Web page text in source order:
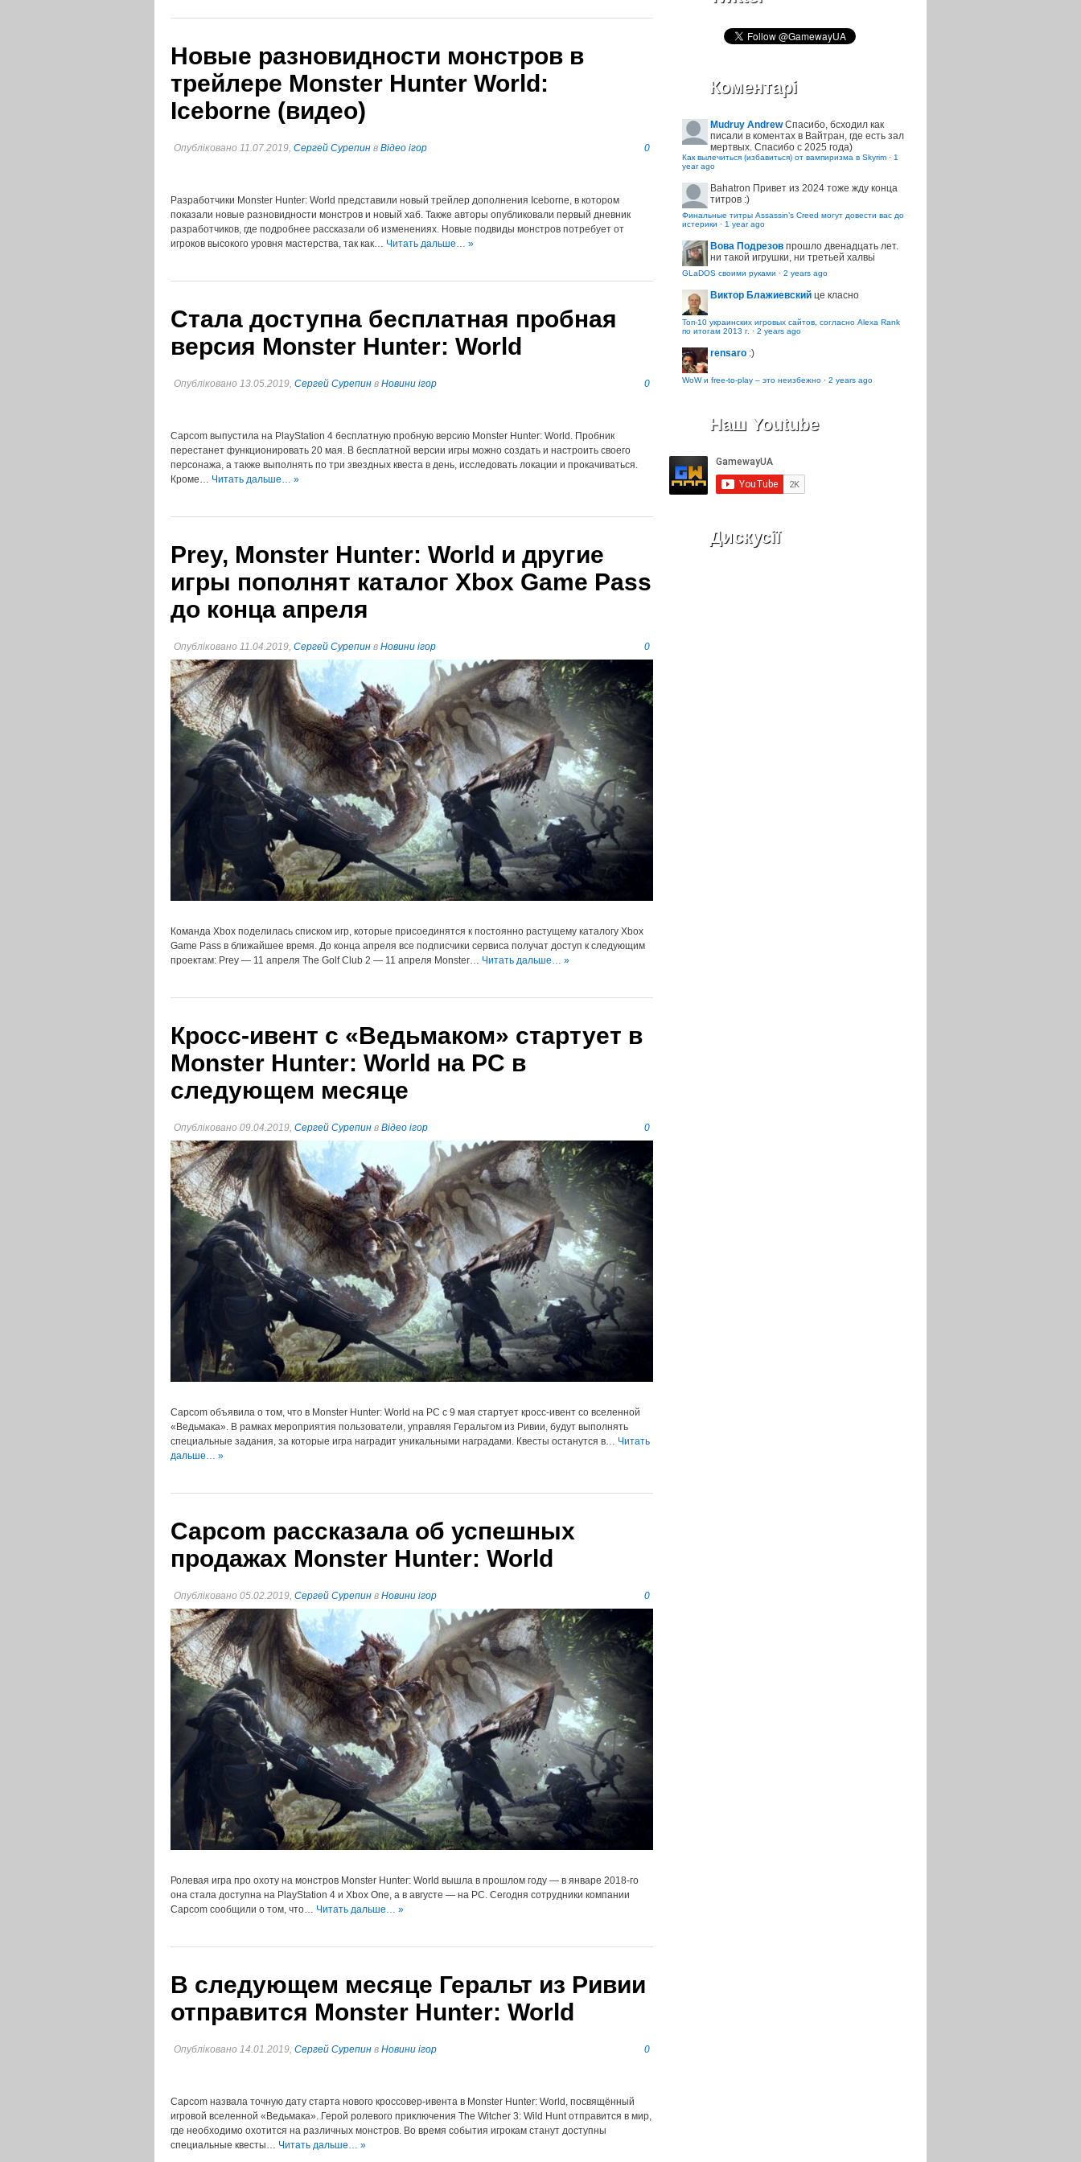
Новые разновидности монстров в
трейлере Monster Hunter World:
Iceborne (видео)
Опубліковано 11.07.2019, Сергей Сурепин в Відео ігор 0
Разработчики Monster Hunter: World представили новый трейлер дополнения Iceborne, в котором
показали новые разновидности монстров и новый хаб. Также авторы опубликовали первый дневник
разработчиков, где подробнее рассказали об изменениях. Новые подвиды монстров потребует от
игроков высокого уровня мастерства, так как… Читать дальше… »
Стала доступна бесплатная пробная
версия Monster Hunter: World
Опубліковано 13.05.2019, Сергей Сурепин в Новини ігор 0
Capcom выпустила на PlayStation 4 бесплатную пробную версию Monster Hunter: World. Пробник
перестанет функционировать 20 мая. В бесплатной версии игры можно создать и настроить своего
персонажа, а также выполнять по три звездных квеста в день, исследовать локации и прокачиваться.
Кроме… Читать дальше… »
Prey, Monster Hunter: World и другие
игры пополнят каталог Xbox Game Pass
до конца апреля
Опубліковано 11.04.2019, Сергей Сурепин в Новини ігор 0
Команда Xbox поделилась списком игр, которые присоединятся к постоянно растущему каталогу Xbox
Game Pass в ближайшее время. До конца апреля все подписчики сервиса получат доступ к следующим
проектам: Prey — 11 апреля The Golf Club 2 — 11 апреля Monster… Читать дальше… »
Кросс-ивент с «Ведьмаком» стартует в
Monster Hunter: World на PC в
следующем месяце
Опубліковано 09.04.2019, Сергей Сурепин в Відео ігор 0
Capcom объявила о том, что в Monster Hunter: World на PC с 9 мая стартует кросс-ивент со вселенной
«Ведьмака». В рамках мероприятия пользователи, управляя Геральтом из Ривии, будут выполнять
специальные задания, за которые игра наградит уникальными наградами. Квесты останутся в… Читать
дальше… »
Capcom рассказала об успешных
продажах Monster Hunter: World
Опубліковано 05.02.2019, Сергей Сурепин в Новини ігор 0
Ролевая игра про охоту на монстров Monster Hunter: World вышла в прошлом году — в январе 2018-го
она стала доступна на PlayStation 4 и Xbox One, а в августе — на PC. Сегодня сотрудники компании
Capcom сообщили о том, что… Читать дальше… »
В следующем месяце Геральт из Ривии
отправится Monster Hunter: World
Опубліковано 14.01.2019, Сергей Сурепин в Новини ігор 0
Capcom назвала точную дату старта нового кроссовер-ивента в Monster Hunter: World, посвящённый
игровой вселенной «Ведьмака». Герой ролевого приключения The Witcher 3: Wild Hunt отправится в мир,
где необходимо охотится на различных монстров. Во время события игрокам станут доступны
специальные квесты… Читать дальше… »
Коментарі
Mudruy Andrew Спасибо, бсходил как
писали в коментах в Вайтран, где есть зал
мертвых. Спасибо с 2025 года)
Как вылечиться (избавиться) от вампиризма в Skyrim · 1
year ago
Bahatron Привет из 2024 тоже жду конца
титров :)
Финальные титры Assassin’s Creed могут довести вас до
истерики · 1 year ago
Вова Подрезов прошло двенадцать лет.
ни такой игрушки, ни третьей халвьі
GLaDOS своими руками · 2 years ago
Виктор Блажиевский це класно
Топ-10 украинских игровых сайтов, согласно Alexa Rank
по итогам 2013 г. · 2 years ago
rensaro :)
WoW и free-to-play – это неизбежно · 2 years ago
Наш Youtube
Дискусії